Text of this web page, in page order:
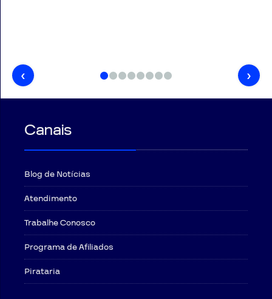
‹ ›
Canais
Blog de Notícias
Atendimento
Trabalhe Conosco
Programa de Afiliados
Pirataria